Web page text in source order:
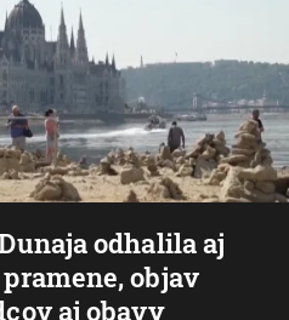
odhalila aj
objav
aj obavy